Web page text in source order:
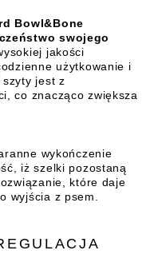
Bowl&Bone
swojego
jakości
użytkowanie i
szyty jest z
co znacząco zwiększa
wykończenie
iż szelki pozostaną
które daje
wyjścia z psem.